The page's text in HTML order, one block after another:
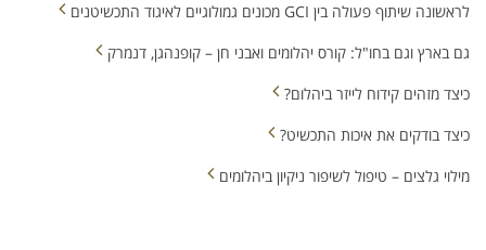
לראשונה שיתוף פעולה בין GCI מכונים גמולוגיים לאיגוד התכשיטנים
גם בארץ וגם בחו"ל: קורס יהלומים ואבני חן – קופנהגן, דנמרק
כיצד מזהים קידוח לייזר ביהלום?
כיצד בודקים את איכות התכשיט?
מילוי גלצים – טיפול לשיפור ניקיון ביהלומים